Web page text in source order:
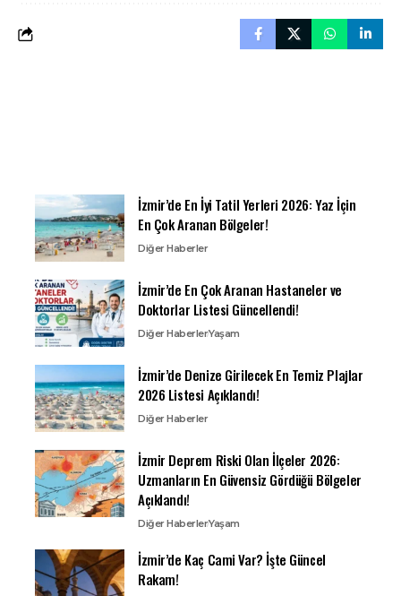
İzmir’de En İyi Tatil Yerleri 2026: Yaz İçin
En Çok Aranan Bölgeler!
Diğer Haberler
İzmir’de En Çok Aranan Hastaneler ve
Doktorlar Listesi Güncellendi!
Diğer HaberlerYaşam
İzmir’de Denize Girilecek En Temiz Plajlar
2026 Listesi Açıklandı!
Diğer Haberler
İzmir Deprem Riski Olan İlçeler 2026:
Uzmanların En Güvensiz Gördüğü Bölgeler
Açıklandı!
Diğer HaberlerYaşam
İzmir’de Kaç Cami Var? İşte Güncel
Rakam!